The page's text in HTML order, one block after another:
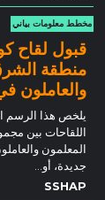
مخطط معلومات بياني
منطقة
والعاملون
يلخص هذا الرسم
اللقاحات بين
المعلمون
جديدة، أو...
SSHAP